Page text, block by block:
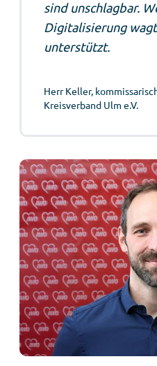
sind unschlagbar.
Digitalisierung
unterstützt.
Herr Keller,
Kreisverband Ulm e.V.